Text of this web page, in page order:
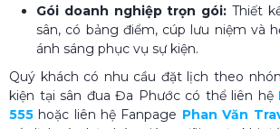
Gói doanh nghiệp trọn gói: Thiết
sân, có bảng điểm, cúp lưu niệm và
ánh sáng phục vụ sự kiện.
Quý khách có nhu cầu đặt lịch theo
kiện tại sân đua Đa Phước có thể liên hệ
555 hoặc liên hệ Fanpage Phan Văn